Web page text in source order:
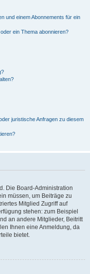
und einem Abonnements für ein
ein Thema abonnieren?
juristische Anfragen zu diesem
Die Board-Administration
müssen, um Beiträge zu
Mitglied Zugriff auf
stehen: zum Beispiel
an andere Mitglieder, Beitritt
Ihnen eine Anmeldung, da
bietet.